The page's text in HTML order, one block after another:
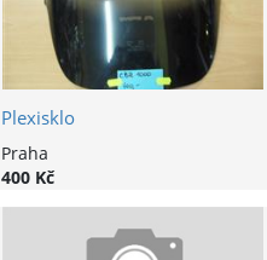
Plexisklo
Praha
400 Kč